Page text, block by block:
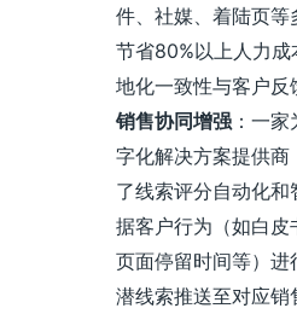
件、社媒、着陆页等
节省80%以上人力
地化一致性与客户反
销售协同增强 ：一
字化解决方案提供
了线索评分自动化
据客户行为（如白皮
页面停留时间等）进
潜线索推送至对应